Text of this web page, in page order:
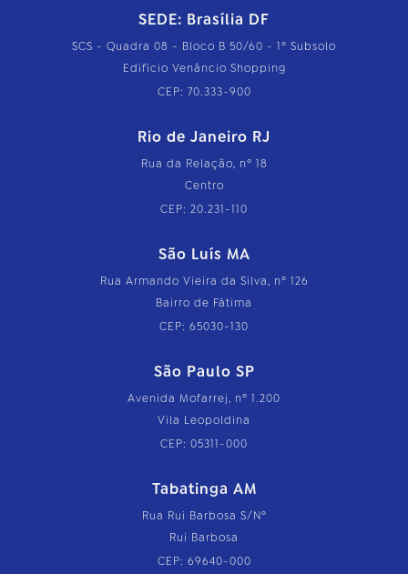
SEDE: Brasília DF
SCS - Quadra 08 - Bloco B 50/60 - 1º Subsolo
Edifício Venâncio Shopping
CEP: 70.333-900
Rio de Janeiro RJ
Rua da Relação, nº 18
Centro
CEP: 20.231-110
São Luís MA
Rua Armando Vieira da Silva, nº 126
Bairro de Fátima
CEP: 65030-130
São Paulo SP
Avenida Mofarrej, nº 1.200
Vila Leopoldina
CEP: 05311-000
Tabatinga AM
Rua Rui Barbosa S/Nº
Rui Barbosa
CEP: 69640-000